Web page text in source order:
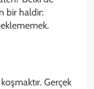
bir haldir:
Gerçek